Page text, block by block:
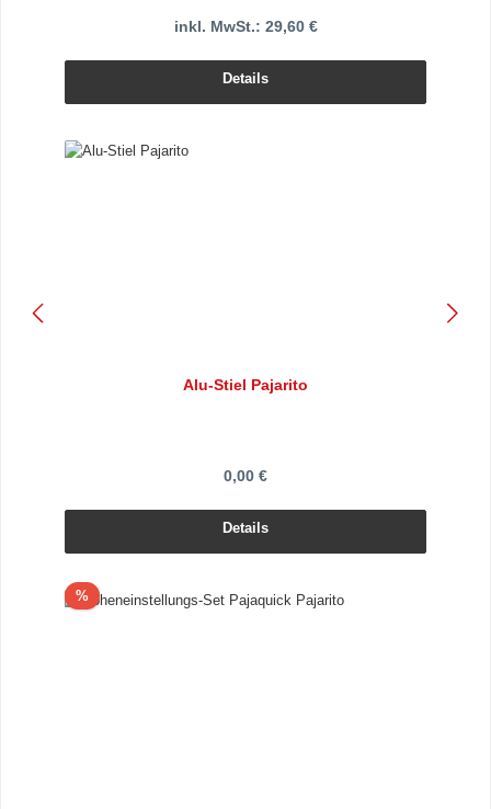
inkl. MwSt.: 29,60 €
Details
Alu-Stiel Pajarito
0,00 €
Details
%Rabatt